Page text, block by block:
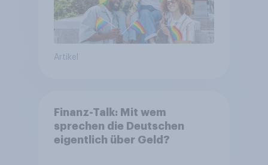
Artikel
Finanz-Talk: Mit wem
sprechen die Deutschen
eigentlich über Geld?